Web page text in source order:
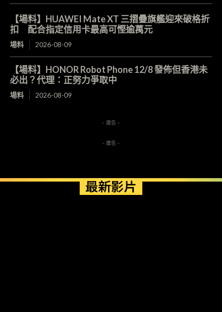
【場料】HUAWEI Mate XT 三摺疊旗艦迎來破格折
扣 配合指定信用卡最高可慳逾萬元
場料 2026-08-09
【場料】HONOR Robot Phone 12/8 發佈但香港未
必出？代理：正努力爭取中
場料 2026-08-09
- 廣告 -
- 廣告 -
最新影片